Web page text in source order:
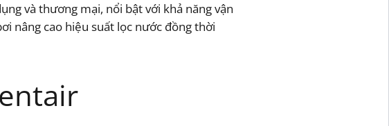
và thương mại, nổi bật với khả năng vận
nâng cao hiệu suất lọc nước đồng thời